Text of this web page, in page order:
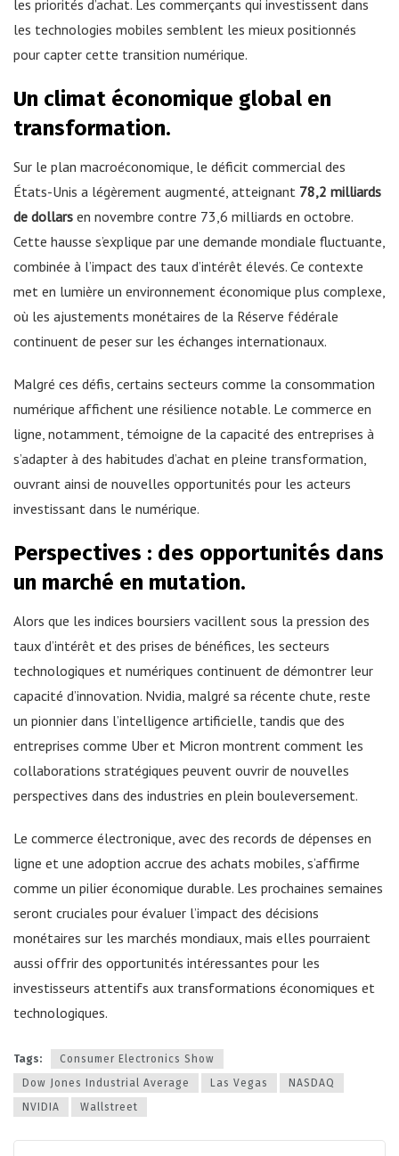
les priorités d’achat. Les commerçants qui investissent dans
les technologies mobiles semblent les mieux positionnés
pour capter cette transition numérique.
Un climat économique global en
transformation.
Sur le plan macroéconomique, le déficit commercial des
États-Unis a légèrement augmenté, atteignant 78,2 milliards
de dollars en novembre contre 73,6 milliards en octobre.
Cette hausse s’explique par une demande mondiale fluctuante,
combinée à l’impact des taux d’intérêt élevés. Ce contexte
met en lumière un environnement économique plus complexe,
où les ajustements monétaires de la Réserve fédérale
continuent de peser sur les échanges internationaux.
Malgré ces défis, certains secteurs comme la consommation
numérique affichent une résilience notable. Le commerce en
ligne, notamment, témoigne de la capacité des entreprises à
s’adapter à des habitudes d’achat en pleine transformation,
ouvrant ainsi de nouvelles opportunités pour les acteurs
investissant dans le numérique.
Perspectives : des opportunités dans
un marché en mutation.
Alors que les indices boursiers vacillent sous la pression des
taux d’intérêt et des prises de bénéfices, les secteurs
technologiques et numériques continuent de démontrer leur
capacité d’innovation. Nvidia, malgré sa récente chute, reste
un pionnier dans l’intelligence artificielle, tandis que des
entreprises comme Uber et Micron montrent comment les
collaborations stratégiques peuvent ouvrir de nouvelles
perspectives dans des industries en plein bouleversement.
Le commerce électronique, avec des records de dépenses en
ligne et une adoption accrue des achats mobiles, s’affirme
comme un pilier économique durable. Les prochaines semaines
seront cruciales pour évaluer l’impact des décisions
monétaires sur les marchés mondiaux, mais elles pourraient
aussi offrir des opportunités intéressantes pour les
investisseurs attentifs aux transformations économiques et
technologiques.
Tags:
Consumer Electronics Show
Dow Jones Industrial Average
Las Vegas
NASDAQ
NVIDIA
Wallstreet